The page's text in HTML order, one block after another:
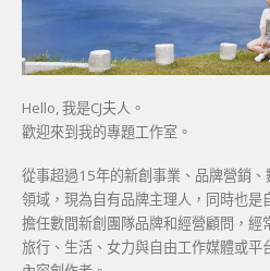
Hello, 我是CJ夫人。
歡迎來到我的專題工作室。
從事超過15年的新創事業、品牌營銷
領域，現為自有品牌主理人，同時也是
擔任數間新創團隊品牌和經營顧問，經
旅行、生活、女力與自由工作媒體或平